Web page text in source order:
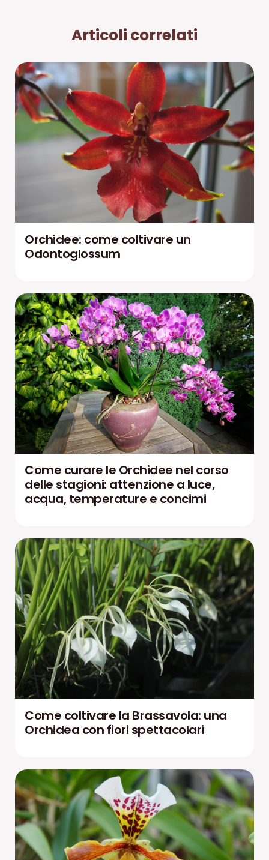
Articoli correlati
Orchidee: come coltivare un
Odontoglossum
Come curare le Orchidee nel corso
delle stagioni: attenzione a luce,
acqua, temperature e concimi
Come coltivare la Brassavola: una
Orchidea con fiori spettacolari